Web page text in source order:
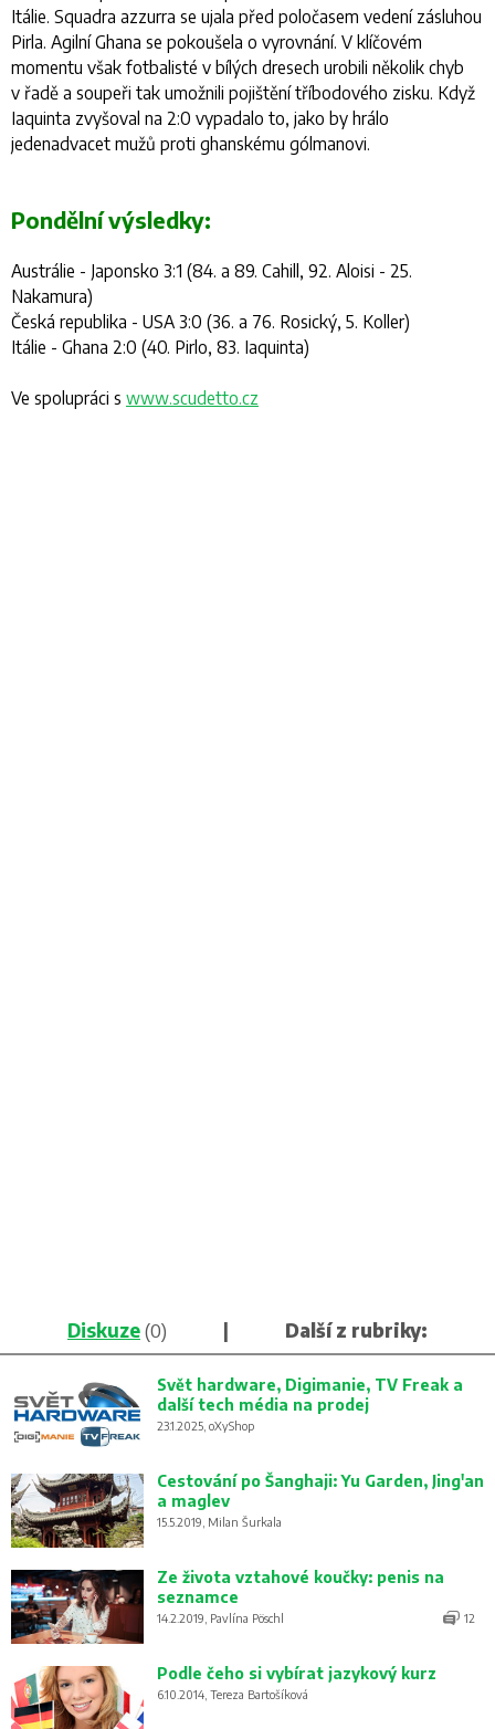
Itálie. Squadra azzurra se ujala před poločasem vedení zásluhou
Pirla. Agilní Ghana se pokoušela o vyrovnání. V klíčovém
momentu však fotbalisté v bílých dresech urobili několik chyb
v řadě a soupeři tak umožnili pojištění tříbodového zisku. Když
Iaquinta zvyšoval na 2:0 vypadalo to, jako by hrálo
jedenadvacet mužů proti ghanskému gólmanovi.
Pondělní výsledky:
Austrálie - Japonsko 3:1 (84. a 89. Cahill, 92. Aloisi - 25.
Nakamura)
Česká republika - USA 3:0 (36. a 76. Rosický, 5. Koller)
Itálie - Ghana 2:0 (40. Pirlo, 83. Iaquinta)
Ve spolupráci s www.scudetto.cz
Diskuze(0) | Další z rubriky:
Svět hardware, Digimanie, TV Freak a
další tech média na prodej
23.1.2025, oXyShop
Cestování po Šanghaji: Yu Garden, Jing'an
a maglev
15.5.2019, Milan Šurkala
Ze života vztahové koučky: penis na
seznamce
14.2.2019, Pavlína Pöschl 12
Podle čeho si vybírat jazykový kurz
6.10.2014, Tereza Bartošíková